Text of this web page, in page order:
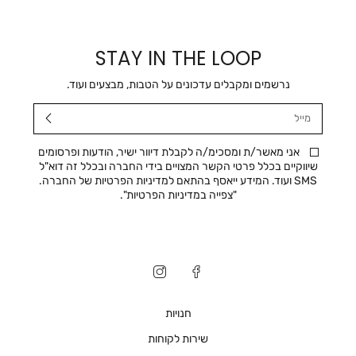
STAY IN THE LOOP
נרשמים ומקבלים עדכונים על הטבות, מבצעים ועוד.
אני מאשר/ת ומסכימ/ה לקבלת דיוור ישיר, הודעות ופרסומים
שיווקיים בכלל פרטי הקשר המצויים בידי החברה ובכלל זה דוא"ל
SMS ועוד. המידע ייאסף בהתאם למדיניות הפרטיות של החברה.
"צפייה במדיניות הפרטיות".
חנויות
שירות לקוחות